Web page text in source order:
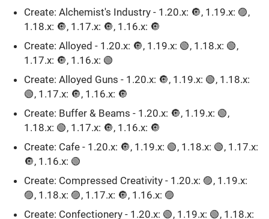
Create: Alchemist's Industry - 1.20.x: 🔘, 1.19.x: 🟣,
1.18.x: 🔘, 1.17.x: 🔘, 1.16.x: 🔘
Create: Alloyed - 1.20.x: 🔘, 1.19.x: 🟢, 1.18.x: 🟢,
1.17.x: 🔘, 1.16.x: 🟢
Create: Alloyed Guns - 1.20.x: 🔘, 1.19.x: 🟢, 1.18.x:
🟢, 1.17.x: 🔘, 1.16.x: 🔘
Create: Buffer & Beams - 1.20.x: 🔘, 1.19.x: 🟢,
1.18.x: 🟢, 1.17.x: 🔘, 1.16.x: 🔘
Create: Cafe - 1.20.x: 🔘, 1.19.x: 🟢, 1.18.x: 🟢, 1.17.x:
🔘, 1.16.x: 🟢
Create: Compressed Creativity - 1.20.x: 🟣, 1.19.x:
🟣, 1.18.x: 🟣, 1.17.x: 🔘, 1.16.x: 🟣
Create: Confectionery - 1.20.x: 🟢, 1.19.x: 🟢, 1.18.x: